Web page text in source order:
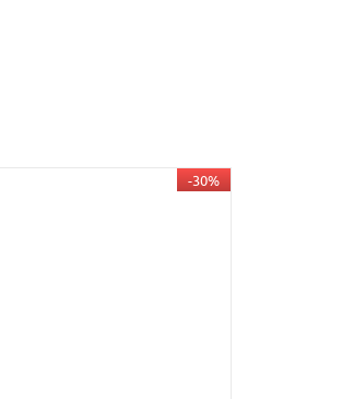
-30%